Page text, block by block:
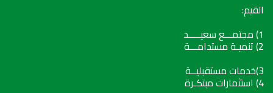
القيم:
1) مجتمـــع سعيـــــد
2) تنميـة مستدامـــة
3)خدمات مستقبليــة
4) استثمارات مبتكـرة